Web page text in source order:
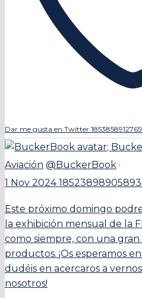
Dar me gusta en Twitter
;
Aviación @BuckerBook ·
1 Nov 2024
Este próximo domingo
la exhibición mensual de la
como siempre, con una
productos. ¡Os esperamos
dudéis en acercaros a
nosotros!